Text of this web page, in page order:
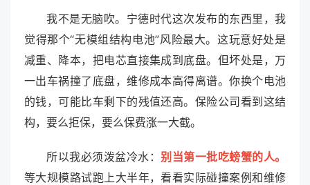
我不是无脑吹。宁德时代这次发布的东西里，我
觉得那个“无模组结构电池”风险最大。这玩意好处是
减重、降本，把电芯直接集成到底盘。但坏处是，万
一出车祸撞了底盘，维修成本高得离谱。你换个电池
的钱，可能比车剩下的残值还高。保险公司看到这结
构，要么拒保，要么保费涨一大截。
所以我必须泼盆冷水： 别当第一批吃螃蟹的人。
等大规模路试跑上大半年，看看实际碰撞案例和维修